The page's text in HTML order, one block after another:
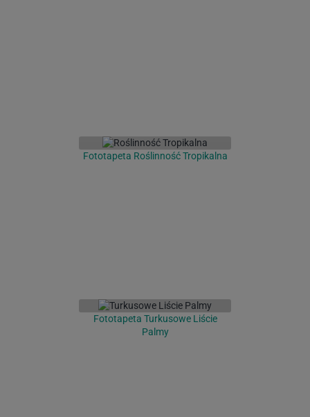
Fototapeta Roślinność Tropikalna
Fototapeta Turkusowe Liście
Palmy